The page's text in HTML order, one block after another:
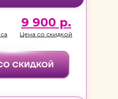
Цена со скидкой
9 900 р.